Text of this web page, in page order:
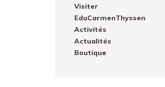
Visiter
EduCarmenThyssen
Activités
Actualités
Boutique